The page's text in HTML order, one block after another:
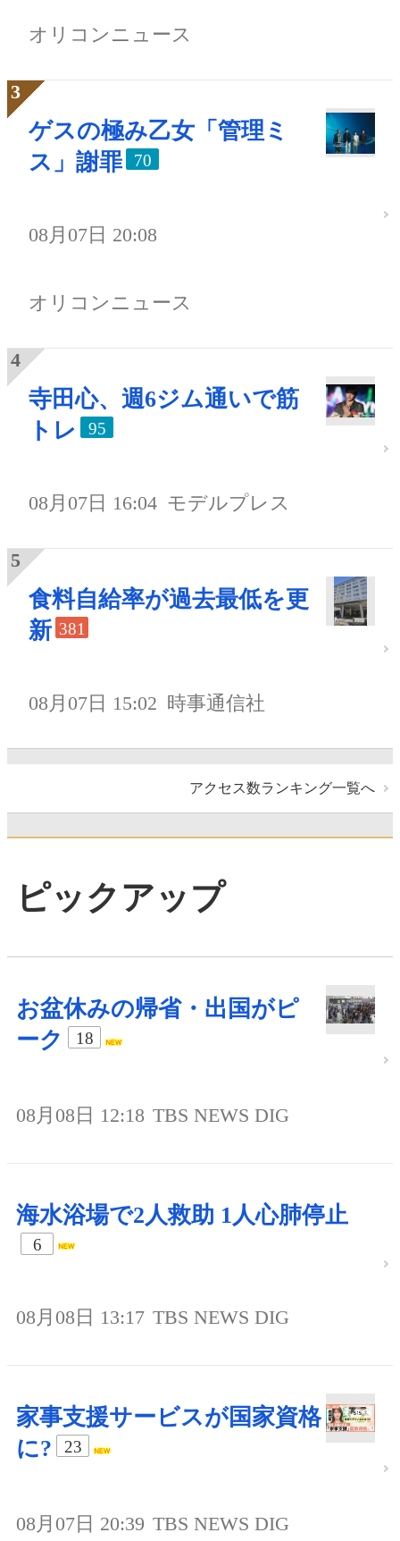
オリコンニュース
ゲスの極み乙女「管理ミ
ス」謝罪
70
08月07日 20:08
オリコンニュース
寺田心、週6ジム通いで筋
トレ
95
08月07日 16:04 モデルプレス
食料自給率が過去最低を更
新 381
08月07日 15:02 時事通信社
アクセス数ランキング一覧へ
ピックアップ
お盆休みの帰省・出国がピ
ーク
18
08月08日 12:18 TBS NEWS DIG
海水浴場で2人救助 1人心肺停止
6
08月08日 13:17 TBS NEWS DIG
家事支援サービスが国家資格
に?
23
08月07日 20:39 TBS NEWS DIG